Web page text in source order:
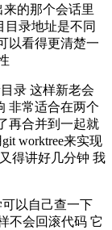
的那个会话里
目录地址是不同
以看得更清楚一
录 这样新老会
非常适合在两个
再合并到一起就
worktree来实现
得讲好几分钟 我
可以自己查一下
不会回滚代码 它